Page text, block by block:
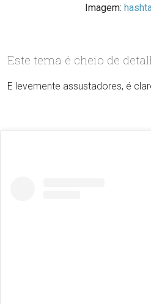
Imagem:
Este tema é cheio de
E levemente assustadores, é